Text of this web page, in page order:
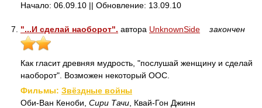
Начало: 06.09.10 || Обновление: 13.09.10
7. "...И сделай наоборот". автора UnknownSide закончен
Как гласит древняя мудрость, "послушай женщину и сделай
наоборот". Возможен некоторый ООС.
Фильмы: Звёздные войны
Оби-Ван Кеноби, Сири Тачи , Квай-Гон Джинн